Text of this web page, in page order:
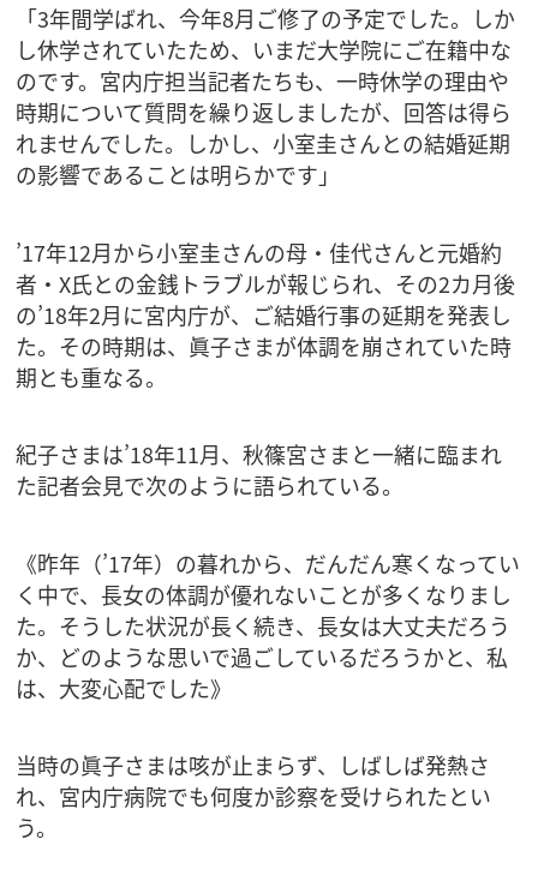
「3年間学ばれ、今年8月ご修了の予定でした。しか
し休学されていたため、いまだ大学院にご在籍中な
のです。宮内庁担当記者たちも、一時休学の理由や
時期について質問を繰り返しましたが、回答は得ら
れませんでした。しかし、小室圭さんとの結婚延期
の影響であることは明らかです」
’17年12月から小室圭さんの母・佳代さんと元婚約
者・X氏との金銭トラブルが報じられ、その2カ月後
の’18年2月に宮内庁が、ご結婚行事の延期を発表し
た。その時期は、眞子さまが体調を崩されていた時
期とも重なる。
紀子さまは’18年11月、秋篠宮さまと一緒に臨まれ
た記者会見で次のように語られている。
《昨年（’17年）の暮れから、だんだん寒くなってい
く中で、長女の体調が優れないことが多くなりまし
た。そうした状況が長く続き、長女は大丈夫だろう
か、どのような思いで過ごしているだろうかと、私
は、大変心配でした》
当時の眞子さまは咳が止まらず、しばしば発熱さ
れ、宮内庁病院でも何度か診察を受けられたとい
う。